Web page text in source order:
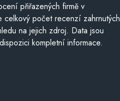
přiřazených firmě v
celkový počet recenzí zahrnutých
na jejich zdroj. Data jsou
kompletní informace.